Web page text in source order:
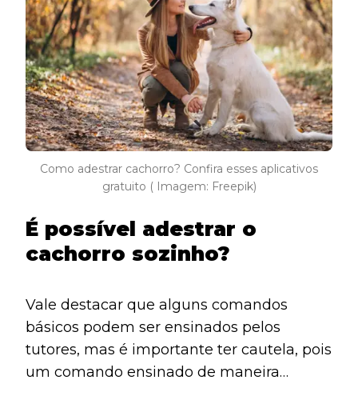
Como adestrar cachorro? Confira esses aplicativos
gratuito ( Imagem: Freepik)
É possível adestrar o
cachorro sozinho?
Vale destacar que alguns comandos
básicos podem ser ensinados pelos
tutores, mas é importante ter cautela, pois
um comando ensinado de maneira